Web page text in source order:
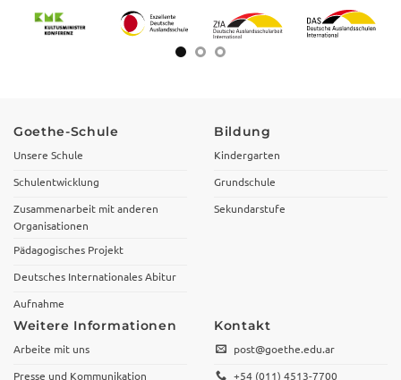
Goethe-Schule
Unsere Schule
Schulentwicklung
Zusammenarbeit mit anderen
Organisationen
Pädagogisches Projekt
Deutsches Internationales Abitur
Aufnahme
Bildung
Kindergarten
Grundschule
Sekundarstufe
Weitere Informationen
Arbeite mit uns
Presse und Kommunikation
Kontakt
post@goethe.edu.ar
+54 (011) 4513-7700